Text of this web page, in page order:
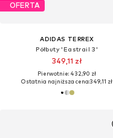
OFERTA
ADIDAS TERREX
Półbuty 'Eastrail 3'
349,11 zł
Pierwotnie: 432,90 zł
Ostatnia najniższa cena:349,11 zł